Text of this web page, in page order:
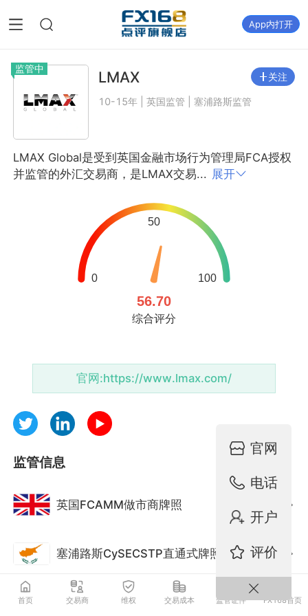
App内打开
监管中 LMAX 关注
10-15年 | 英国监管 | 塞浦路斯监管
LMAX Global是受到英国金融市场行为管理局FCA授权
并监管的外汇交易商，是LMAX交易... 展开
官网:https://www.lmax.com/
监管信息
英国FCAMM做市商牌照
塞浦路斯CySECSTP直通式牌照 监管中
官网
电话
开户
评价
首页 交易商 维权 交易成本 监管证件 FX168首页